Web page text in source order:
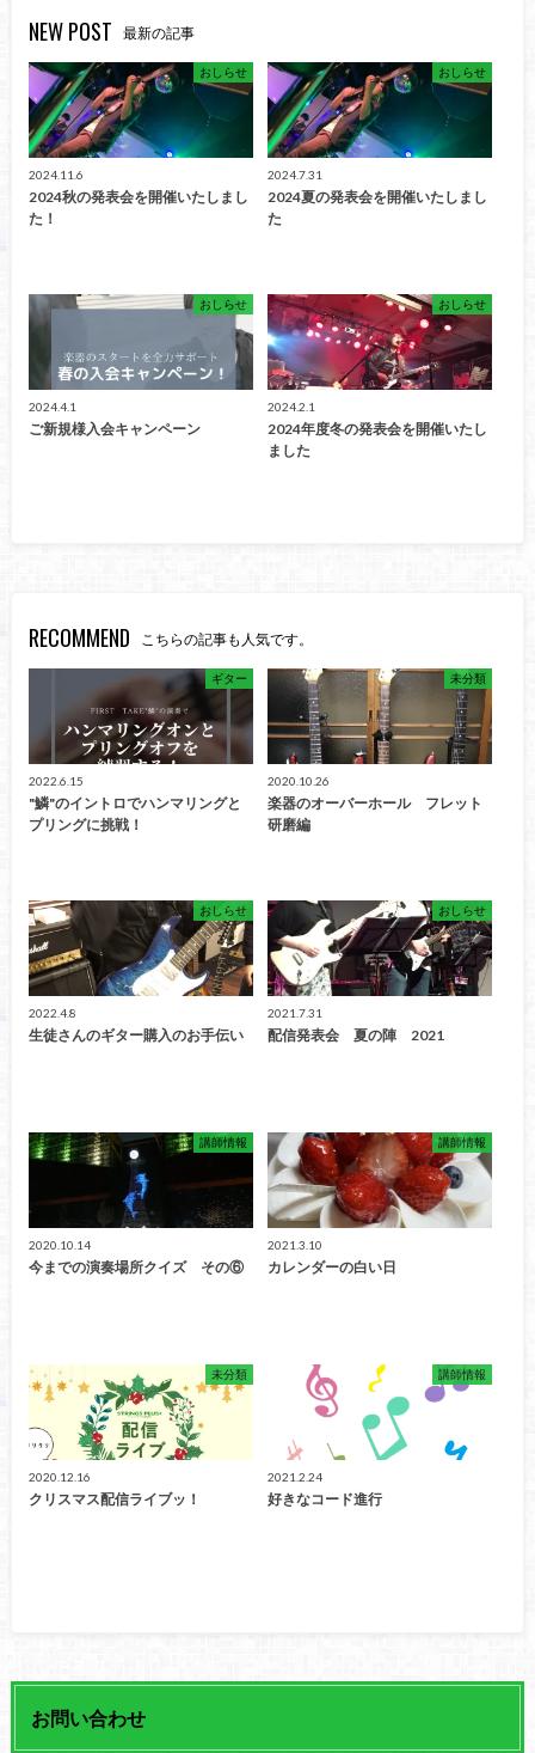
NEW POST 最新の記事
おしらせ
2024.11.6
2024秋の発表会を開催いたしまし
た！
おしらせ
2024.7.31
2024夏の発表会を開催いたしまし
た
おしらせ
2024.4.1
ご新規様入会キャンペーン
おしらせ
2024.2.1
2024年度冬の発表会を開催いたし
ました
RECOMMEND こちらの記事も人気です。
ギター
2022.6.15
"鱗"のイントロでハンマリングと
プリングに挑戦！
未分類
2020.10.26
楽器のオーバーホール フレット
研磨編
おしらせ
2022.4.8
生徒さんのギター購入のお手伝い
おしらせ
2021.7.31
配信発表会 夏の陣 2021
講師情報
2020.10.14
今までの演奏場所クイズ その⑥
講師情報
2021.3.10
カレンダーの白い日
未分類
2020.12.16
クリスマス配信ライブッ！
講師情報
2021.2.24
好きなコード進行
お問い合わせ